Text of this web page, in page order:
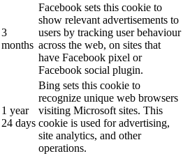
3
months
Facebook sets this cookie to
show relevant advertisements to
users by tracking user behaviour
across the web, on sites that
have Facebook pixel or
Facebook social plugin.
1 year
24 days
Bing sets this cookie to
recognize unique web browsers
visiting Microsoft sites. This
cookie is used for advertising,
site analytics, and other
operations.